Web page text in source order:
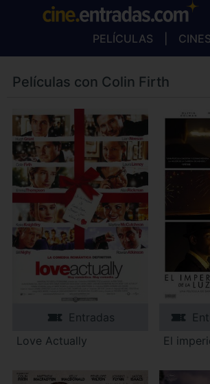
PELÍCULAS CINES
Películas con Colin Firth
Entradas
Love Actually
El